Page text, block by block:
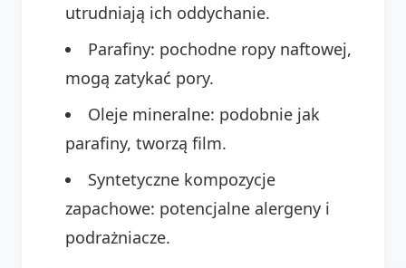
utrudniają ich oddychanie.
Parafiny: pochodne ropy naftowej,
mogą zatykać pory.
Oleje mineralne: podobnie jak
parafiny, tworzą film.
Syntetyczne kompozycje
zapachowe: potencjalne alergeny i
podrażniacze.